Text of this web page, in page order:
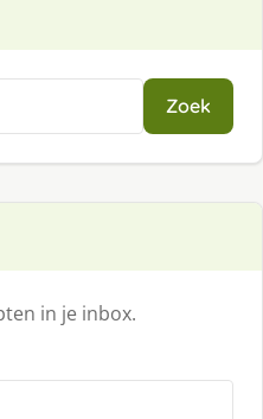
Zoek
in je inbox.